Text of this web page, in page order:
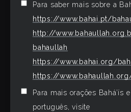
Para saber mais sobre a
https://www.bahai.pt/
http://
bahaullah
https://www.bahai.org/
https://
Para mais orações Bahá’ís
português, visite